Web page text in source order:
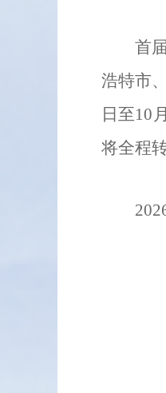
首
浩特市
日至10
将全程